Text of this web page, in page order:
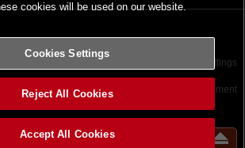
サイトポリシー Cookies Settings
©2026 Konami Digital Entertainment
cookies will be used on our website.
Cookies Settings
Reject All Cookies
Accept All Cookies